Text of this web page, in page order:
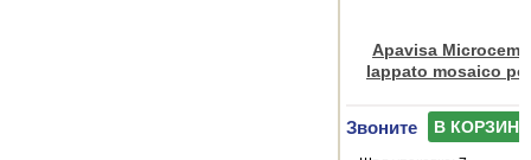
Apavisa
lappato mosaico
Звоните В КОРЗИНУ